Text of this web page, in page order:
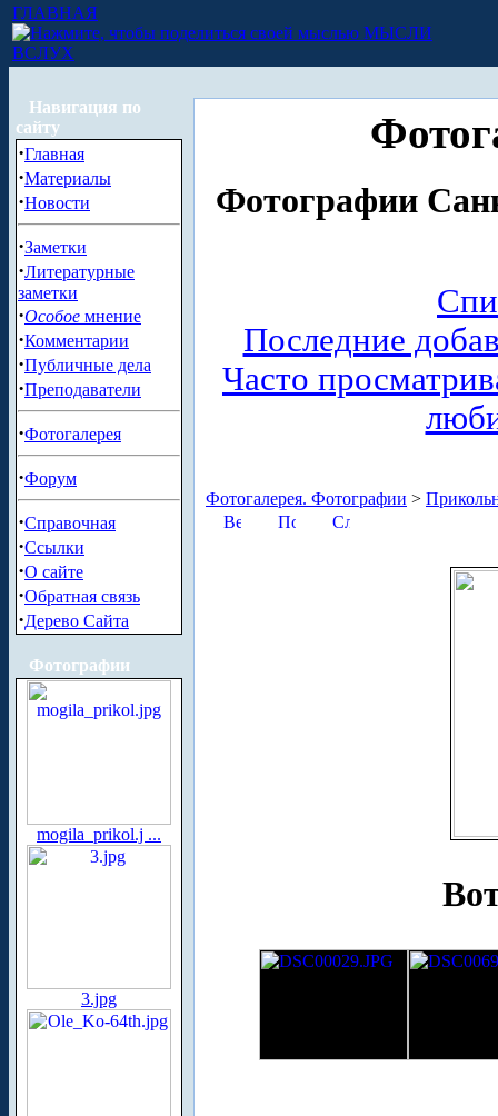
ГЛАВНАЯ
МЫСЛИ
ВСЛУХ
Навигация по
сайту
·Главная
·Материалы
·Новости
·Заметки
·Литературные
заметки
·Особое мнение
·Комментарии
·Публичные дела
·Преподаватели
·Фотогалерея
·Форум
·Справочная
·Ссылки
·О сайте
·Обратная связь
·Дерево Сайта
Фотографии
mogila_prikol.j ...
3.jpg
Фотографии
Последние
Часто
Фотогалерея. Фотографии >